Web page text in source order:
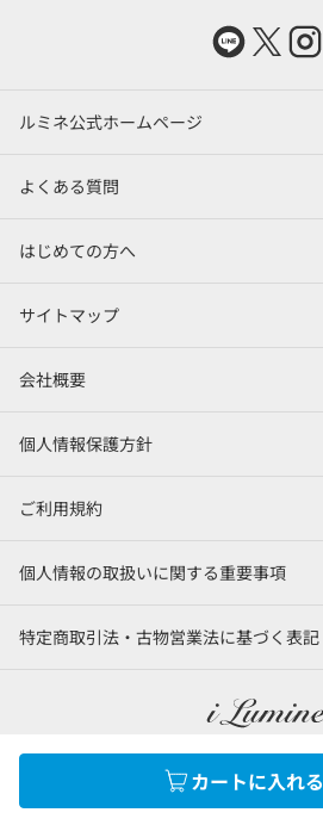
カートに入れる
ルミネ公式ホームページ
よくある質問
はじめての方へ
サイトマップ
会社概要
個人情報保護方針
ご利用規約
個人情報の取扱いに関する重要事項
特定商取引法・古物営業法に基づく表記
©LUMINE Co., Ltd.